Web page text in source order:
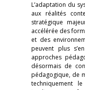
L’adaptation du
aux réalités
stratégique
accélérée des
et des
peuvent plus
approches
désormais de
pédagogique, de
techniquement